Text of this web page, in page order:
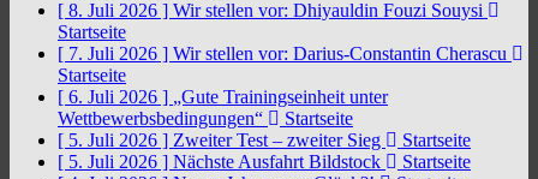
[ 8. Juli 2026 ] Wir stellen vor: Dhiyauldin Fouzi Souysi
Startseite
[ 7. Juli 2026 ] Wir stellen vor: Darius-Constantin Cherascu
Startseite
[ 6. Juli 2026 ] „Gute Trainingseinheit unter
Wettbewerbsbedingungen“
Startseite
[ 5. Juli 2026 ] Zweiter Test – zweiter Sieg
Startseite
[ 5. Juli 2026 ] Nächste Ausfahrt Bildstock
Startseite